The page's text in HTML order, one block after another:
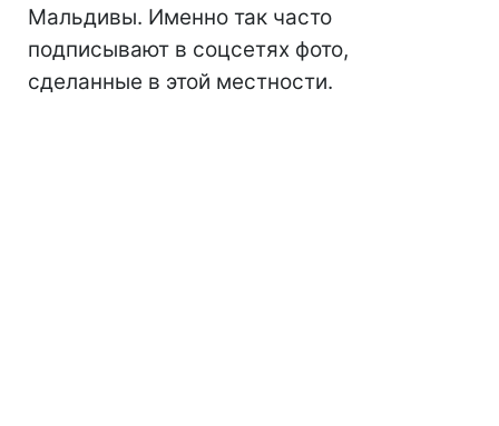
Мальдивы. Именно так часто
подписывают в соцсетях фото,
сделанные в этой местности.